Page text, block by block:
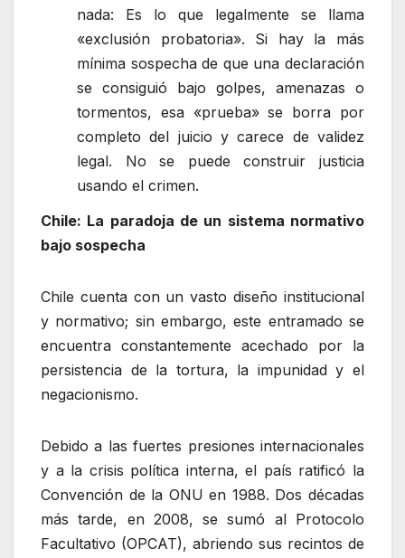
nada: Es lo que legalmente se llama
«exclusión probatoria». Si hay la más
mínima sospecha de que una declaración
se consiguió bajo golpes, amenazas o
tormentos, esa «prueba» se borra por
completo del juicio y carece de validez
legal. No se puede construir justicia
usando el crimen.
Chile: La paradoja de un sistema normativo
bajo sospecha
Chile cuenta con un vasto diseño institucional
y normativo; sin embargo, este entramado se
encuentra constantemente acechado por la
persistencia de la tortura, la impunidad y el
negacionismo.
Debido a las fuertes presiones internacionales
y a la crisis política interna, el país ratificó la
Convención de la ONU en 1988. Dos décadas
más tarde, en 2008, se sumó al Protocolo
Facultativo (OPCAT), abriendo sus recintos de